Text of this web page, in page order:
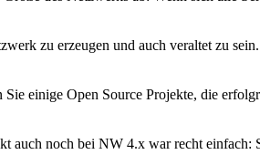
zu erzeugen und auch veraltet zu sein.
einige Open Source Projekte, die
auch noch bei NW 4.x war recht einfach: